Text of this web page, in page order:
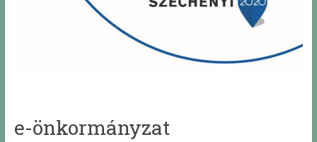
e-önkormányzat